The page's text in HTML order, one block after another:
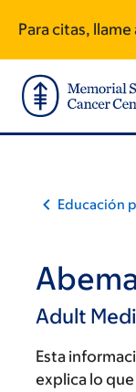
main
content
footer
Para citas, llame
Educación
Adult
Esta
explica lo